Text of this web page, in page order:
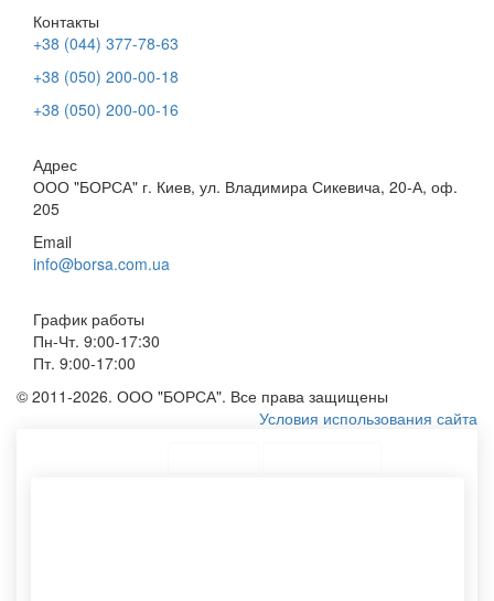
Контакты
+38 (044) 377-78-63
+38 (050) 200-00-18
+38 (050) 200-00-16
Адрес
ООО "БОРСА" г. Киев, ул. Владимира Сикевича, 20-А, оф.
205
Email
info@borsa.com.ua
График работы
Пн-Чт. 9:00-17:30
Пт. 9:00-17:00
© 2011-2026. ООО "БОРСА". Все права защищены
Условия использования сайта